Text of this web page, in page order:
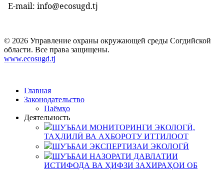
E-mail: info@ecosugd.tj
© 2026 Управление охраны окружающей среды Согдийской
области. Все права защищены.
www.ecosugd.tj
Главная
Законодательство
Паёмҳо
Деятельность
ШУЪБАИ МОНИТОРИНГИ ЭКОЛОГӢ,
ТАҲЛИЛӢ ВА АХБОРОТУ ИТТИЛООТ
ШУЪБАИ ЭКСПЕРТИЗАИ ЭКОЛОГӢ
ШУЪБАИ НАЗОРАТИ ДАВЛАТИИ
ИСТИФОДА ВА ҲИФЗИ ЗАХИРАҲОИ ОБ